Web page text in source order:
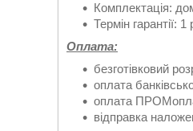
Комплектація:
Термін гарантії: 1
Оплата:
безготівковий
оплата
оплата
відправка